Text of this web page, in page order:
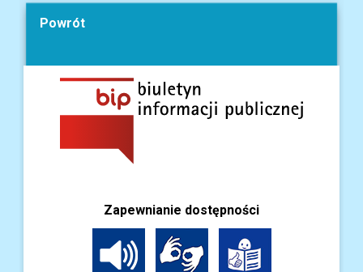
Powrót
Zapewnianie dostępności